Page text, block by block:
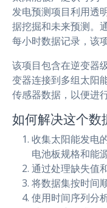
发电预测项目利用透
据挖掘和未来预测。
每小时数据记录，该
该项目包含在逆变器
变器连接到多组太阳
传感器数据，以便进
如何解决这个数
收集太阳能发电
电池板规格和能
通过处理缺失值
将数据集按时间
使用时间序列分